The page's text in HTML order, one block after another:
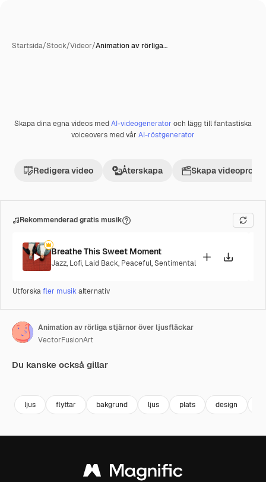
Startsida/Stock/Videor/Animation av rörliga…
Premie AI-genererad
Skapa dina egna videos medAI-videogenerator och lägg till fantastiska
voiceovers med vår AI-röstgenerator
Redigera video Återskapa Skapa
Rekommenderad gratis musik
Breathe This Sweet Moment
Jazz, Lofi, Laid Back, Peaceful,Sentimental
Utforskafler musikalternativ
Animation av rörliga stjärnor över ljusfläckar
VectorFusionArt
Du kanske också gillar
ljus flyttar bakgrund ljus plats design